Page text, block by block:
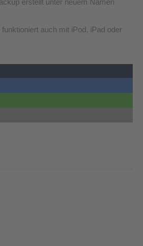
erstellt unter neuem Namen
auch mit iPod, iPad oder